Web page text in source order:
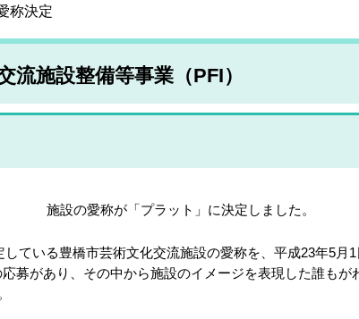
称決定
流施設整備等事業（PFI）
施設の愛称が「プラット」に決定しました。
ている豊橋市芸術文化交流施設の愛称を、平成23年5月
募があり、その中から施設のイメージを表現した誰もが